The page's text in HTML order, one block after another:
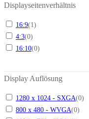
Displayseitenverhältnis
16:9(1)
4:3(0)
16:10(0)
Display Auflösung
1280 x 1024 - SXGA(0)
800 x 480 - WVGA(0)